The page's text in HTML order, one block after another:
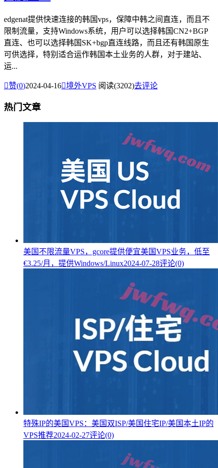
edgenat提供快速连接的韩国vps，保障中韩之间直连，而且不
限制流量，支持Windows系统，用户可以选择韩国CN2+BGP
直连、也可以选择韩国SK+bgp直连线路，而且还有韩国原生
可供选择，特别适合运作韩国本土业务的人群，对于建站、
运...
赞(0)2024-04-16境外VPS 阅读(3202)去评论
热门文章
美国不限流量VPS，gcore提供便宜美国VPS业务，低至
€3.25/月，提供Windows/Linux2024-07-28评论(0)
特殊IP的美国VPS：美国双ISP/美国住宅IP/美国本土IP的
VPS推荐2024-02-27评论(0)